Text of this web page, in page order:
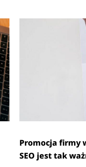
Promocja firmy
SEO jest tak